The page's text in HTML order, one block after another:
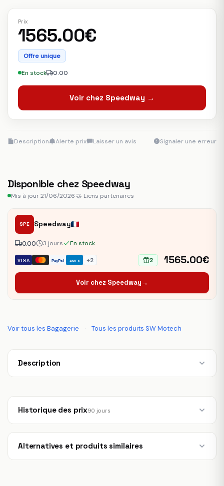
Prix
1565.00€
Offre unique
En stock 0.00
Voir chez Speedway →
Description Alerte prix Laisser un avis Signaler une erreur
Disponible chez Speedway
Mis à jour 21/06/2026🤝 Liens partenaires
SPE Speedway
VISA PayPal AMEX +2
0.00 3 jours En stock
2 1565.00€
Voir chez Speedway→
Voir tous les Bagagerie · Tous les produits SW Motech
Description
Historique des prix90 jours
Alternatives et produits similaires